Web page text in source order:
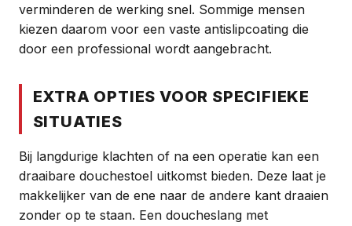
verminderen de werking snel. Sommige mensen
kiezen daarom voor een vaste antislipcoating die
door een professional wordt aangebracht.
EXTRA OPTIES VOOR SPECIFIEKE
SITUATIES
Bij langdurige klachten of na een operatie kan een
draaibare douchestoel uitkomst bieden. Deze laat je
makkelijker van de ene naar de andere kant draaien
zonder op te staan. Een doucheslang met